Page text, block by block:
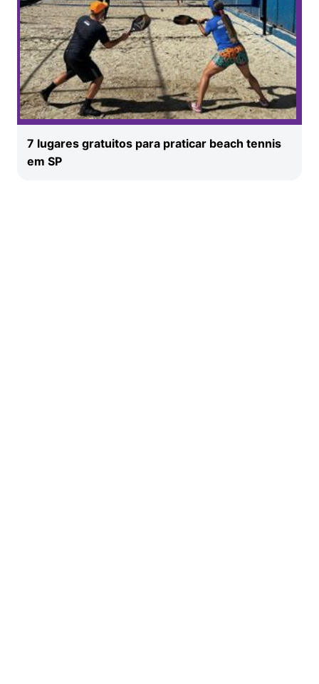
7 lugares gratuitos para praticar beach tennis
em SP